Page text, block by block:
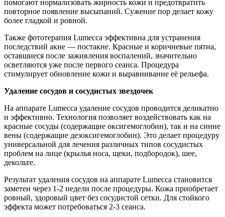
помогают нормализовать жирность кожи и предотвратить
повторное появление высыпаний. Сужение пор делает кожу
более гладкой и ровной.
Также фототерапия Lumecca эффективна для устранения
последствий акне — постакне. Красные и коричневые пятна,
оставшиеся после заживления воспалений, значительно
осветляются уже после первого сеанса. Процедура
стимулирует обновление кожи и выравнивание её рельефа.
Удаление сосудов и сосудистых звездочек
На аппарате Lumecca удаление сосудов проводится деликатно
и эффективно. Технология позволяет воздействовать как на
красные сосуды (содержащие оксигемоглобин), так и на синие
вены (содержащие дезоксигемоглобин). Это делает процедуру
универсальной для лечения различных типов сосудистых
проблем на лице (крылья носа, щеки, подбородок), шее,
декольте.
Результат удаления сосудов на аппарате Lumecca становится
заметен через 1-2 недели после процедуры. Кожа приобретает
ровный, здоровый цвет без сосудистой сетки. Для стойкого
эффекта может потребоваться 2-3 сеанса.